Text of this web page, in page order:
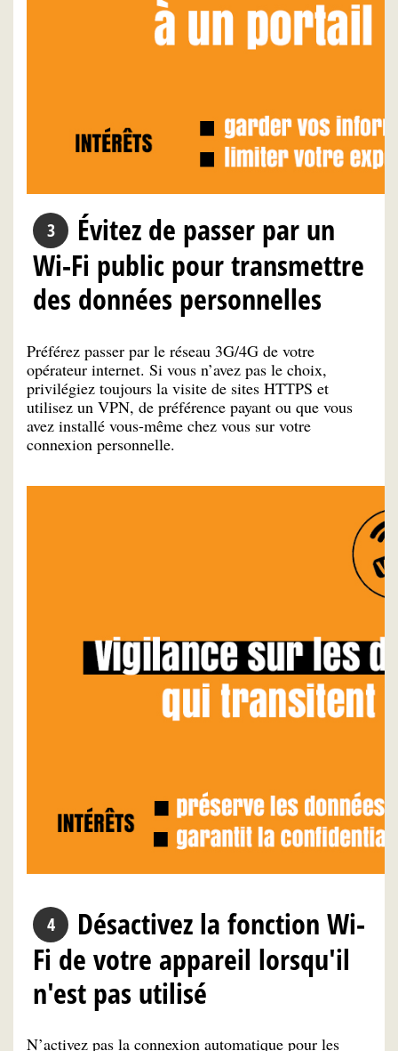
Évitez de passer par un
Wi-Fi public pour transmettre
des données personnelles
Préférez passer par le réseau 3G/4G de votre
opérateur internet. Si vous n’avez pas le choix,
privilégiez toujours la visite de sites HTTPS et
utilisez un VPN, de préférence payant ou que vous
avez installé vous-même chez vous sur votre
connexion personnelle.
Désactivez la fonction Wi-
Fi de votre appareil lorsqu'il
n'est pas utilisé
N’activez pas la connexion automatique pour les